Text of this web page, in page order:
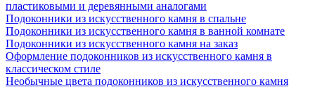
пластиковыми и деревянными аналогами
Подоконники из искусственного камня в спальне
Подоконники из искусственного камня в ванной комнате
Подоконники из искусственного камня на заказ
Оформление подоконников из искусственного камня в
классическом стиле
Необычные цвета подоконников из искусственного камня